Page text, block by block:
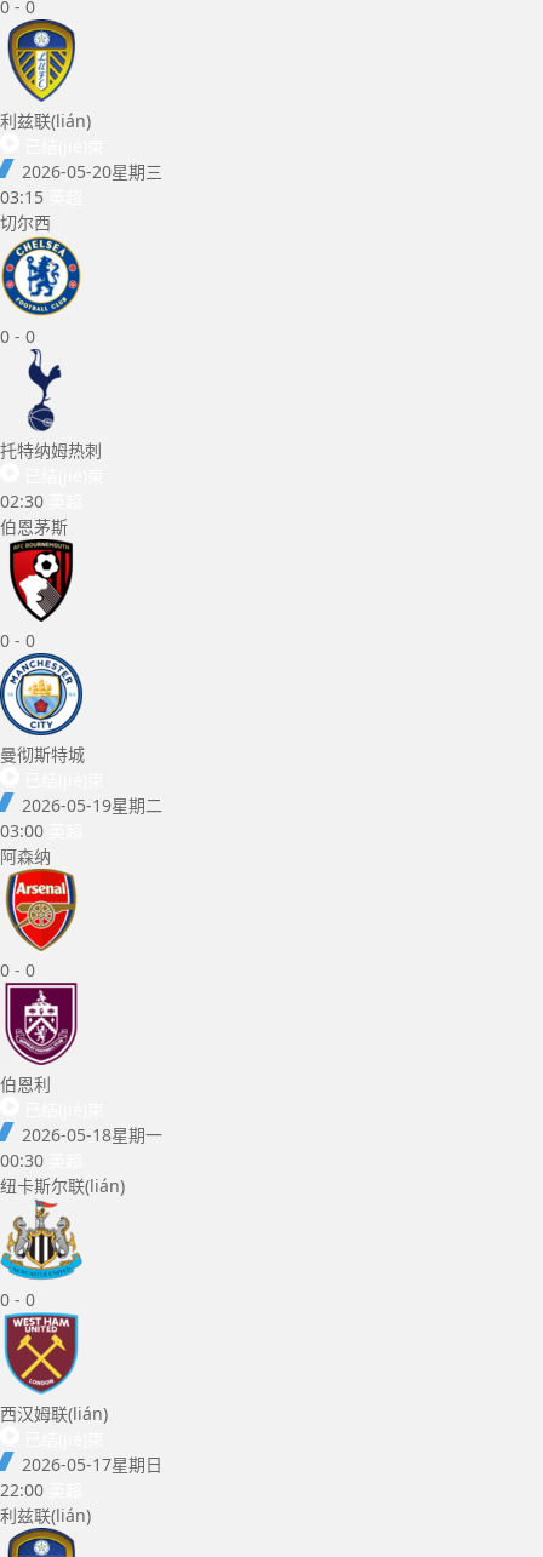
0 - 0
利兹联(lián)
2026-05-20星期三
03:15
切尔西
0 - 0
托特纳姆热刺
02:30
伯恩茅斯
0 - 0
曼彻斯特城
2026-05-19星期二
03:00
阿森纳
0 - 0
伯恩利
2026-05-18星期一
00:30
纽卡斯尔联(lián)
0 - 0
西汉姆联(lián)
2026-05-17星期日
22:00
利兹联(lián)